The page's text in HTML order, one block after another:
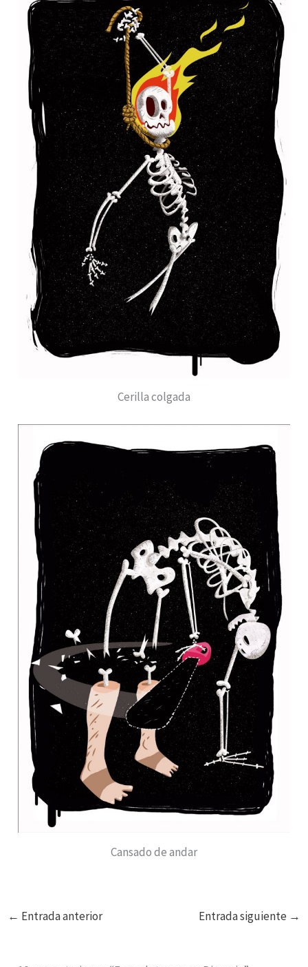
Cerilla colgada
Cansado de andar
← Entrada anterior Entrada siguiente →